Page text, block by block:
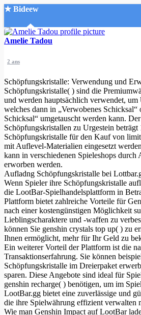
★ Bideew
Accueil
Recherche Avancée
Mon compte
Connexion
Créer un compte
Mode nuit
Amelie Tadou
2 ans
Schöpfungskristalle: Verwendung und
Schöpfungskristalle( ) sind die
und werden hauptsächlich verwendet, um
welches dann in „Verwobenes Schicksal“
Schicksal“ umgetauscht werden kann.
Schöpfungskristallen zu Urgestein
Schöpfungskristalle für den Kauf von
mit Auflevel-Materialien eingesetzt
kann in verschiedenen Spieleshops durch
erworben werden.
Aufladng Schöpfungskristalle bei
Wenn Spieler ihre Schöpfungskristalle
die LootBar-Spielhandelsplattform in
Plattform bietet zahlreiche Vorteile für
nach einer kostengünstigen Möglichkeit
Lieblingscharaktere und -waffen zu
können Sie genshin crystals top up( ) zu
Ihnen ermöglicht, mehr für Ihr Geld zu
Ein weiterer Vorteil der Plattform ist die
Transaktionserfahrung. Sie können
Schöpfungskristalle im Dreierpaket
sparen. Diese Angebote sind ideal für
genshin recharge( ) benötigen, um im
LootBar.gg bietet eine zuverlässige und
die ihre Spielwährung effizient verwalten
Wie man Genshin Impact auf LootBar